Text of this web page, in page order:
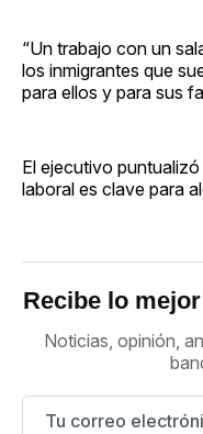
“Un trabajo con un
los inmigrantes que
para ellos y para sus
El ejecutivo
laboral es clave para
Recibe lo
Noticias, opinión,